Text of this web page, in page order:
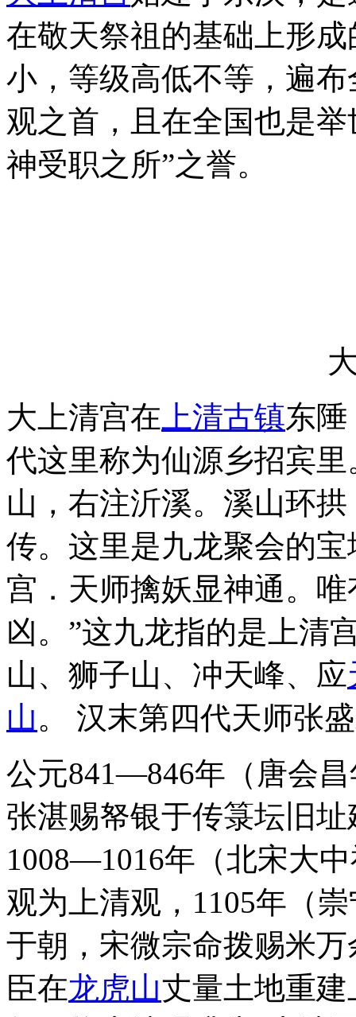
在敬天祭祖的基础上形
小，等级高低不等，遍
观之首，且在全国也是
神受职之所”之誉。
大上清宫在 上清古镇东陲
代这里称为仙源乡招宾
山，右注沂溪。溪山环
传。这里是九龙聚会的
宫．天师擒妖显神通。
凶。”这九龙指的是上清
山、狮子山、冲天峰、应
山。 汉末第四代天师张
公元841—846年（唐会
张湛赐帑银于传箓坛旧
1008—1016年（北宋大
观为上清观，1105年（
于朝，宋微宗命拨赐米
臣在龙虎山丈量土地重